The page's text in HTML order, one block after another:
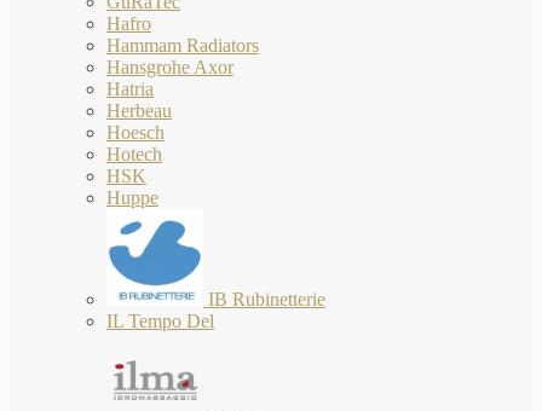
Hafro
Hammam Radiators
Hansgrohe Axor
Hatria
Herbeau
Hoesch
Hotech
HSK
Huppe
IB Rubinetterie
IL Tempo Del